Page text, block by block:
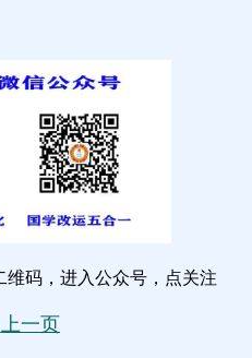
码，进入公众号，点关注
一页